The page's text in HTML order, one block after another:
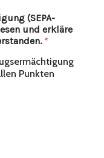
(SEPA-
und erkläre
*
Punkten